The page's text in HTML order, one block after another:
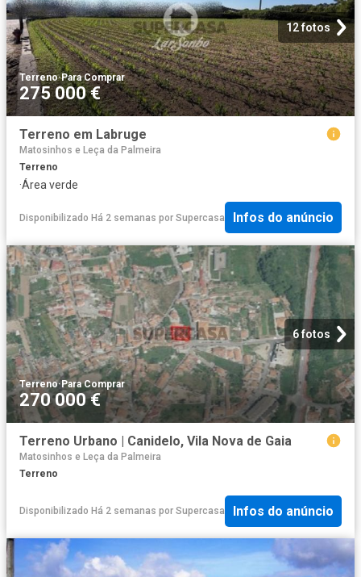
12 fotos
Terreno·Para Comprar
275 000 €
Terreno em Labruge
Matosinhos e Leça da Palmeira
Terreno
·Área verde
Disponibilizado Há 2 semanas por Supercasa Infos do anúncio
6 fotos
Terreno·Para Comprar
270 000 €
Terreno Urbano | Canidelo, Vila Nova de Gaia
Matosinhos e Leça da Palmeira
Terreno
Disponibilizado Há 2 semanas por Supercasa Infos do anúncio